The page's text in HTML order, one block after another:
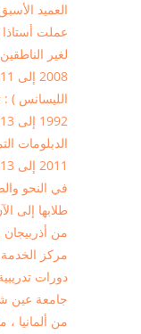
العميد
لغير
الليسانس )
الدبلومات
في النحو
طلابها إلى
من أذربيجان
دورات